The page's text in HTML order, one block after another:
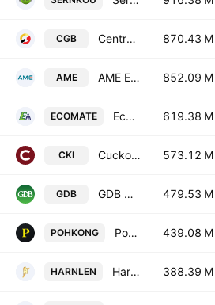
CGB Central Global Bhd 870.43 M
AME AME Elite Consortium Berhad 852.09 M
ECOMATE Ecomate Holdings Bhd. 619.38 M
CKI Cuckoo International (Mal) Bhd 573.12 M
GDB GDB Holdings Bhd. 479.53 M
POHKONG Poh Kong Holdings Bhd. 439.08 M
HARNLEN Harn Len Corporation Bhd. 388.39 M